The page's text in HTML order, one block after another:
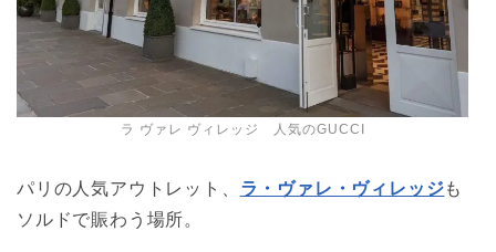
ラ ヴァレ ヴィレッジ 人気のGUCCI
パリの人気アウトレット、 ラ・ヴァレ・ヴィレッジも
ソルドで賑わう場所。